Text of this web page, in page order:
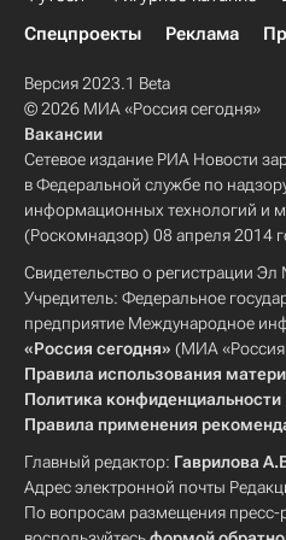
Спецпроекты
Реклама
Версия 2023.1 Beta
© 2026 МИА «Россия сегодня»
Вакансии
Сетевое издание РИА Новости
в Федеральной службе по
информационных технологий и
(Роскомнадзор) 08 апреля 2014
Свидетельство о регистрации
Учредитель: Федеральное
предприятие Международное
«Россия сегодня» (МИА «Россия
Правила использования
Политика конфиденциальности
Правила применения
Главный редактор: Гаврилова
Адрес электронной почты
По вопросам размещения пресс-